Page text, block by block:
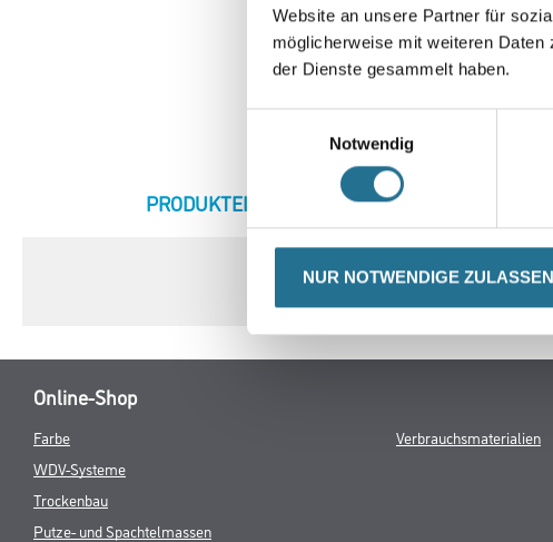
Website an unsere Partner für
möglicherweise mit weiteren
der Dienste gesammelt haben.
Notwendig
NUR NOTWENDIGE ZULASSEN
CURRENT
PRODUKTEIGENSCHAFTEN
Online-Shop
Farbe
WDV-Systeme
Trockenbau
Putze- und Spachtelmassen
Verbrauchsmaterialien